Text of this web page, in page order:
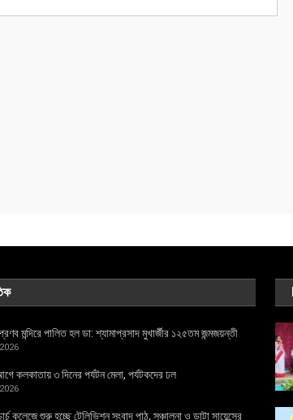
মন্দিরে পালিত হল ডা: শ্যামাপ্রসাদ মুখার্জীর ১২৫তম জন্মজয়ন্তী
কলকাতায় ৩ দিনের পর্যটন মেলা, পর্যটকদের ঢল
কলেজে শুরু হচ্ছে টেলিভিশন সংবাদ পাঠ, সঞ্চালনা ও ডাটা সায়েন্সের